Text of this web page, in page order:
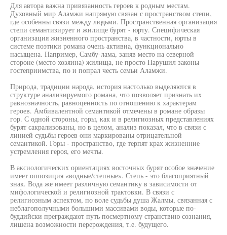
Для автора важна привязанность героев к родным местам.
Духовный мир Аламжи напрямую связан с пространством степи,
где особенны связи между людьми. Пространственная организация
степи семантизирует и жилище бурят - юрту. Специфическая
организация жизненного пространства, в частности, юрты в
системе поэтики романа очень активна, функционально
насыщена. Например, Самбу-лама, заняв место на северной
стороне (место хозяина) жилища, не просто Нарушил законы
гостеприимства, по и попрал честь семьи Аламжи.
Природа, традиции народа, история настолько выделяются в
структуре анализируемого романа, что позволяет признать их
равнозначность, равноценность по отношению к характерам
героев. Амбивалентной семантикой отмечены в романе образы
гор. С одной стороны, горы, как и в религиозных представлениях
бурят сакрализованы, но в целом, анализ показал, что в связи с
линией судьбы героев они маркированы отрицательной
семантикой. Горы - пространство, где терпят крах жизненние
устремления героя, его мечты.
В аксиологических ориентациях восточных бурят особое значение
имеет оппозиция «водные/степные». Степь - это благоприятный
знак. Вода же имеет различную семантику в зависимости от
мифологической и религиозной трактовки. В связи с
религиозным аспектом, по воле судьбы душа Жалмы, связанная с
неблагополучными большими массивами воды, которые по-
буддийски преграждают путь посмертному странствию сознания,
лишена возможности перерождения, т.е. будущего.